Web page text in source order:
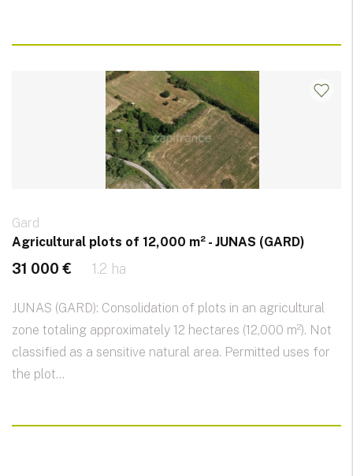
Gard
Agricultural plots of 12,000 m² - JUNAS (GARD)
31 000 € 1.2 ha
JUNAS (GARD): Consolidation of plots in an agricultural
zone totaling approximately 12 hectares (12,000 m²). Not
classified as a sensitive natural area. Permitted uses for
the plot...